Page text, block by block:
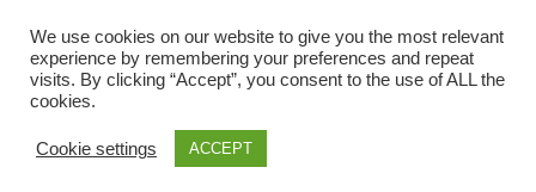
Declaratii de interese
Rapoarte legea 52/2003
We use cookies on our website to give you the most relevant
experience by remembering your preferences and repeat
visits. By clicking “Accept”, you consent to the use of ALL the
cookies.
Cookie settings ACCEPT